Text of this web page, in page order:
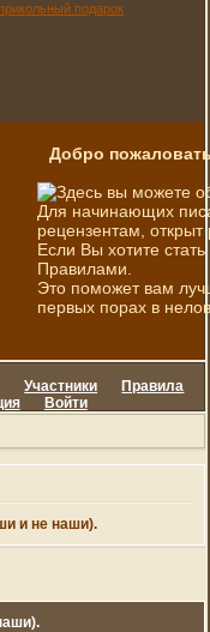
Добро
Здесь вы можете
Для начинающих
рецензентам, открыт
Если Вы хотите
Правилами.
Это поможет вам
первых порах в
Участники
Правила
Войти
и не наши).